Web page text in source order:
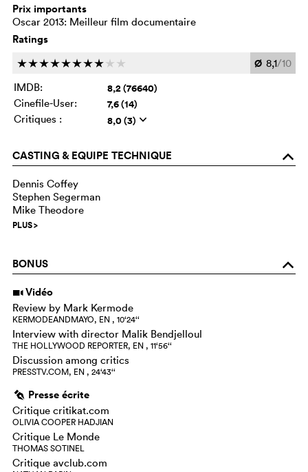
Prix importants
Oscar 2013: Meilleur film documentaire
Ratings
cccccccc c c Ø 8,1/10
IMDB:
8,2 (76640)
Cinefile-User: 7,6 (14)
Critiques : 8,0 (3) q
CASTING & EQUIPE TECHNIQUE o
Dennis Coffey
Stephen Segerman
Mike Theodore
PLUS>
BONUS o
i Vidéo
Review by Mark Kermode
KERMODEANDMAYO, EN , 10‘24‘‘
Interview with director Malik Bendjelloul
THE HOLLYWOOD REPORTER, EN , 11‘56‘‘
Discussion among critics
PRESSTV.COM, EN , 24‘43‘‘
g Presse écrite
Critique critikat.com
OLIVIA COOPER HADJIAN
Critique Le Monde
THOMAS SOTINEL
Critique avclub.com